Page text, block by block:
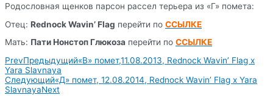
Родословная щенков парсон рассел терьера из «Г» помета:
Отец: Rednock Wavin’ Flag перейти по ССЫЛКЕ
Мать: Пати Нонстоп Глюкоза перейти по ССЫЛКЕ
PrevПредыдущий«В» помет,11.08.2013, Rednock Wavin’ Flag x
Yara Slavnaya
Следующий«Д» помет, 12.08.2014, Rednock Wavin’ Flag x Yara
SlavnayaNext